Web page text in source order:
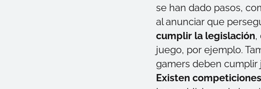
se han dado pasos,
al anunciar que
cumplir la legislación,
juego, por ejemplo.
gamers deben cumplir
Existen